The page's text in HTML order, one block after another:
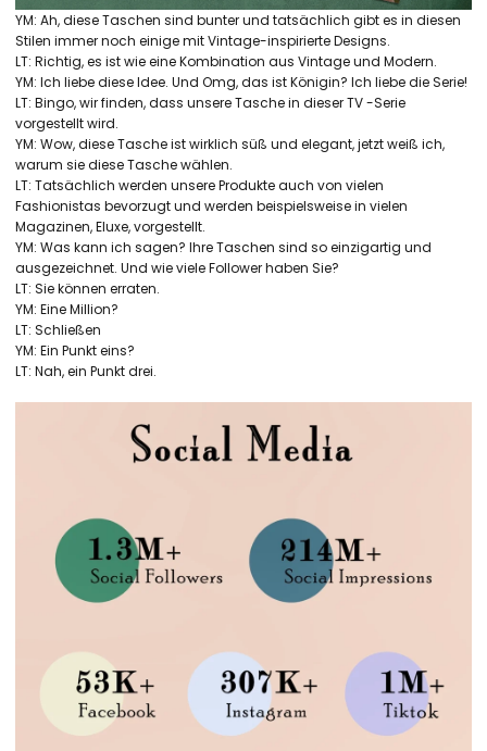
YM: Ah, diese Taschen sind bunter und tatsächlich gibt es in diesen
Stilen immer noch einige mit Vintage-inspirierte Designs.
LT: Richtig, es ist wie eine Kombination aus Vintage und Modern.
YM: Ich liebe diese Idee. Und Omg, das ist Königin? Ich liebe die Serie!
LT: Bingo, wir finden, dass unsere Tasche in dieser TV -Serie
vorgestellt wird.
YM: Wow, diese Tasche ist wirklich süß und elegant, jetzt weiß ich,
warum sie diese Tasche wählen.
LT: Tatsächlich werden unsere Produkte auch von vielen
Fashionistas bevorzugt und werden beispielsweise in vielen
Magazinen, Eluxe, vorgestellt.
YM: Was kann ich sagen? Ihre Taschen sind so einzigartig und
ausgezeichnet. Und wie viele Follower haben Sie?
LT: Sie können erraten.
YM: Eine Million?
LT: Schließen
YM: Ein Punkt eins?
LT: Nah, ein Punkt drei.